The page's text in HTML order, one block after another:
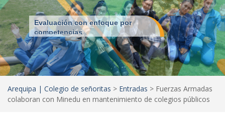
Evaluación con enfoque por
competencias
Arequipa | Colegio de señoritas > Entradas > Fuerzas Armadas
colaboran con Minedu en mantenimiento de colegios públicos